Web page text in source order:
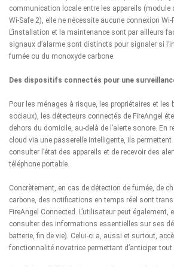
communication locale entre les appareils (module
Wi-Safe 2), elle ne nécessite aucune connexion
L’installation et la maintenance sont par ailleurs
signaux d’alarme sont distincts pour signaler si
fumée ou du monoxyde carbone.
Des dispositifs connectés pour une
Pour les ménages à risque, les propriétaires et les
sociaux), les détecteurs connectés de FireAngel
dehors du domicile, au-delà de l’alerte sonore. En
cloud via une passerelle intelligente, ils
consulter l’état des appareils et de recevoir des
téléphone portable.
Concrètement, en cas de détection de fumée, de
carbone, des notifications en temps réel sont
FireAngel Connected . L’utilisateur peut également,
consulter des informations essentielles sur ses
batterie, fin de vie). Celui-ci a, aussi et surtout,
fonctionnalité novatrice permettant d’anticiper tout